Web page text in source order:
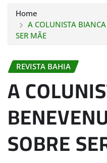
Home
A COLUNISTA
SER MÃE
REVISTA BAHIA
A
SOBRE